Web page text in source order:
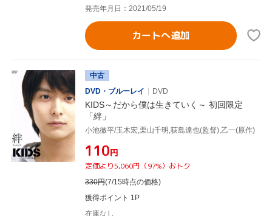
発売年月日：2021/05/19
カートへ追加
中古
DVD・ブルーレイ
DVD
KIDS～だから僕は生きていく～ 初回限定
「絆」
小池徹平/玉木宏,栗山千明,荻島達也(監督),乙一(原作)
¥110円
定価より5,060円（97%）おトク
330円(7/15時点の価格)
獲得ポイント 1P
在庫なし